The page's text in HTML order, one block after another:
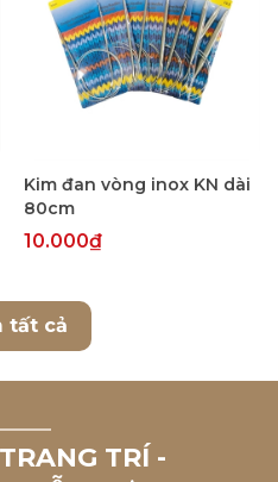
Kim đan vòng inox KN dài
80cm
10.000₫
tất cả
TRÍ -